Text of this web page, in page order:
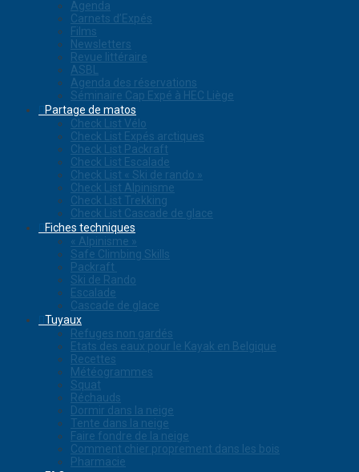
Agenda
Carnets d’Expés
Films
Newsletters
Revue littéraire
ASBL
Agenda des réservations
Séminaire Cap Expé à HEC Liège
Partage de matos
Check List Vélo
Check List Expés arctiques
Check List Packraft
Check List Escalade
Check List « Ski de rando »
Check List Alpinisme
Check List Trekking
Check List Cascade de glace
Fiches techniques
« Alpinisme »
Safe Climbing Skills
Packraft
Ski de Rando
Escalade
Cascade de glace
Tuyaux
Refuges non gardés
Etats des eaux pour le Kayak en Belgique
Recettes
Météogrammes
Squat
Réchauds
Dormir dans la neige
Tente dans la neige
Faire fondre de la neige
Comment chier proprement dans les bois
Pharmacie